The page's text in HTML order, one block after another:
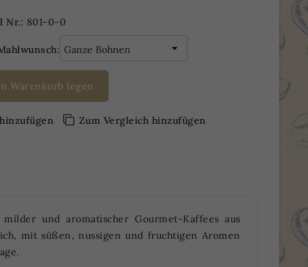
Nr.: 801-0-0
Warenkorb legen
Zum Vergleich hinzufügen
und aromatischer Gourmet-Kaffees aus
mit süßen, nussigen und fruchtigen Aromen